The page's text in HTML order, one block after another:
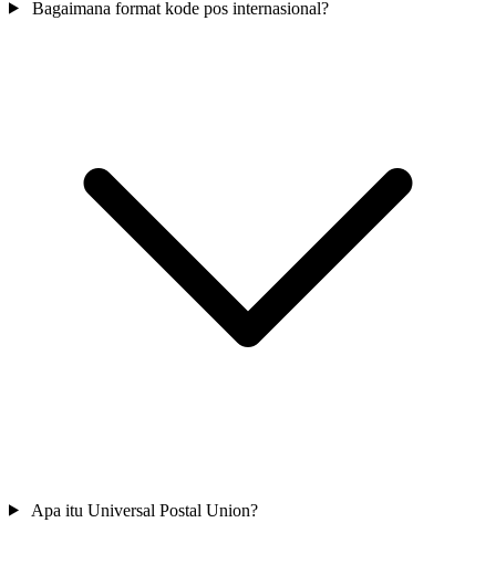
Bagaimana format kode pos internasional?
Apa itu Universal Postal Union?